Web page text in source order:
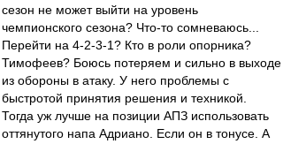
сезон не может выйти на уровень
чемпионского сезона? Что-то сомневаюсь...
Перейти на 4-2-3-1? Кто в роли опорника?
Тимофеев? Боюсь потеряем и сильно в выходе
из обороны в атаку. У него проблемы с
быстротой принятия решения и техникой.
Тогда уж лучше на позиции АПЗ использовать
оттянутого напа Адриано. Если он в тонусе. А